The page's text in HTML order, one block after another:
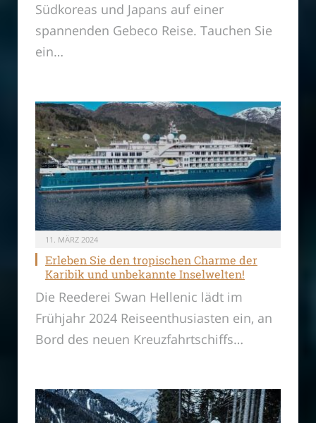
Südkoreas und Japans auf einer
spannenden Gebeco Reise. Tauchen Sie
ein…
11. MÄRZ 2024
Erleben Sie den tropischen Charme der
Karibik und unbekannte Inselwelten!
Die Reederei Swan Hellenic lädt im
Frühjahr 2024 Reiseenthusiasten ein, an
Bord des neuen Kreuzfahrtschiffs…